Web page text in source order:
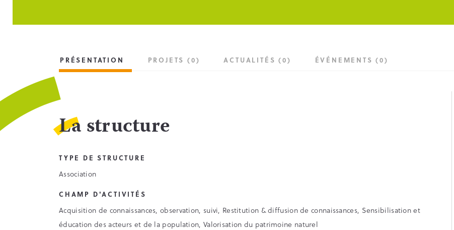
PRÉSENTATION PROJETS (0) ACTUALITÉS (0) ÉVÉNEMENTS (0)
La structure
TYPE DE STRUCTURE
Association
CHAMP D'ACTIVITÉS
Acquisition de connaissances, observation, suivi, Restitution & diffusion de connaissances, Sensibilisation et
éducation des acteurs et de la population, Valorisation du patrimoine naturel